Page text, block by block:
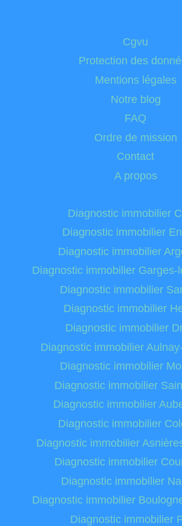
Cgvu
Protection des
Mentions légales
Notre blog
FAQ
Ordre de mission
Contact
A propos
Diagnostic immobilier
Diagnostic immobilier
Diagnostic immobilier
Diagnostic immobilier Garges-
Diagnostic immobilier
Diagnostic immobilier
Diagnostic immobilier
Diagnostic immobilier
Diagnostic immobilier
Diagnostic immobilier
Diagnostic immobilier
Diagnostic immobilier
Diagnostic immobilier
Diagnostic immobilier
Diagnostic immobilier
Diagnostic immobilier
Diagnostic immobilier